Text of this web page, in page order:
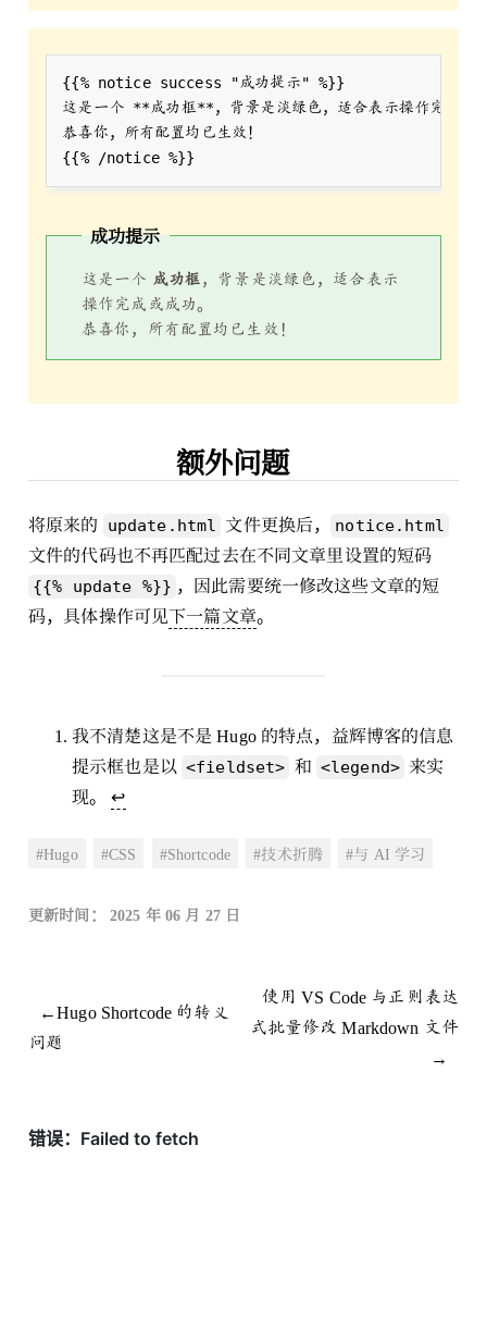
这是一个 **
成功提示
这是一个 成功框 ，背景是淡绿色，适合表示
操作完成或成功。
恭喜你，所有配置均已生效！
额外问题
将原来的 update.html 文件更换后， notice.html
文件的代码也不再匹配过去在不同文章里设置的短码
{{% update %}} ，因此需要统一修改这些文章的短
码，具体操作可见下一篇文章。
我不清楚这是不是 Hugo 的特点，益辉博客的信息
提示框也是以 <fieldset> 和 <legend> 来实
现。↩︎
#Hugo #CSS #Shortcode #技术折腾 #与 AI 学习
更新时间： 2025 年 06 月 27 日
←Hugo Shortcode 的转义
问题
使用 VS Code 与正则表达
式批量修改 Markdown 文件
→